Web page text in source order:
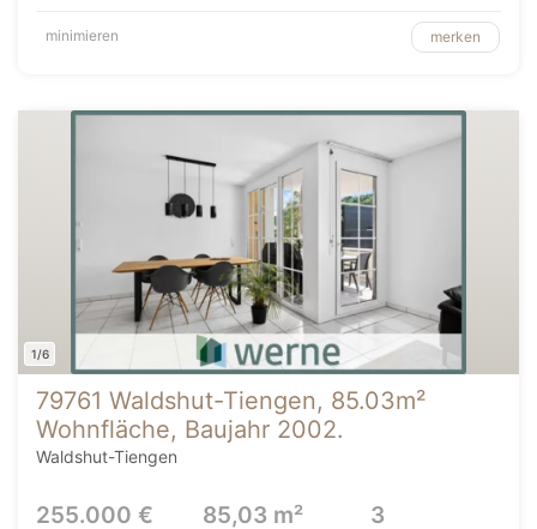
minimieren merken
1/6
79761 Waldshut-Tiengen, 85.03m²
Wohnfläche, Baujahr 2002.
Waldshut-Tiengen
255.000 € 85,03 m² 3